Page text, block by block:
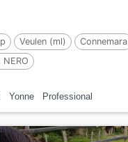
Veulen (ml) Connemara
NERO
Yonne Professional